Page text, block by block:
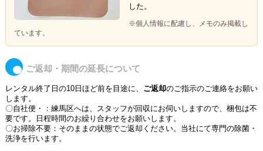
した。
※個人情報に配慮し、メモのみ掲載し
ています。
ご返却・期間の延長について
レンタル終了日の10日ほど前を目途に、 ご返却のご指示のご連絡をお願い
します。
〇自社便・：練馬区へは、スタッフが回収にお伺いしますので、梱包は不
要です。日程時間のお繰り合わせをお願いします。
〇お掃除不要：そのままの状態でご返却ください。当社にて専門の除菌・
洗浄を行います。